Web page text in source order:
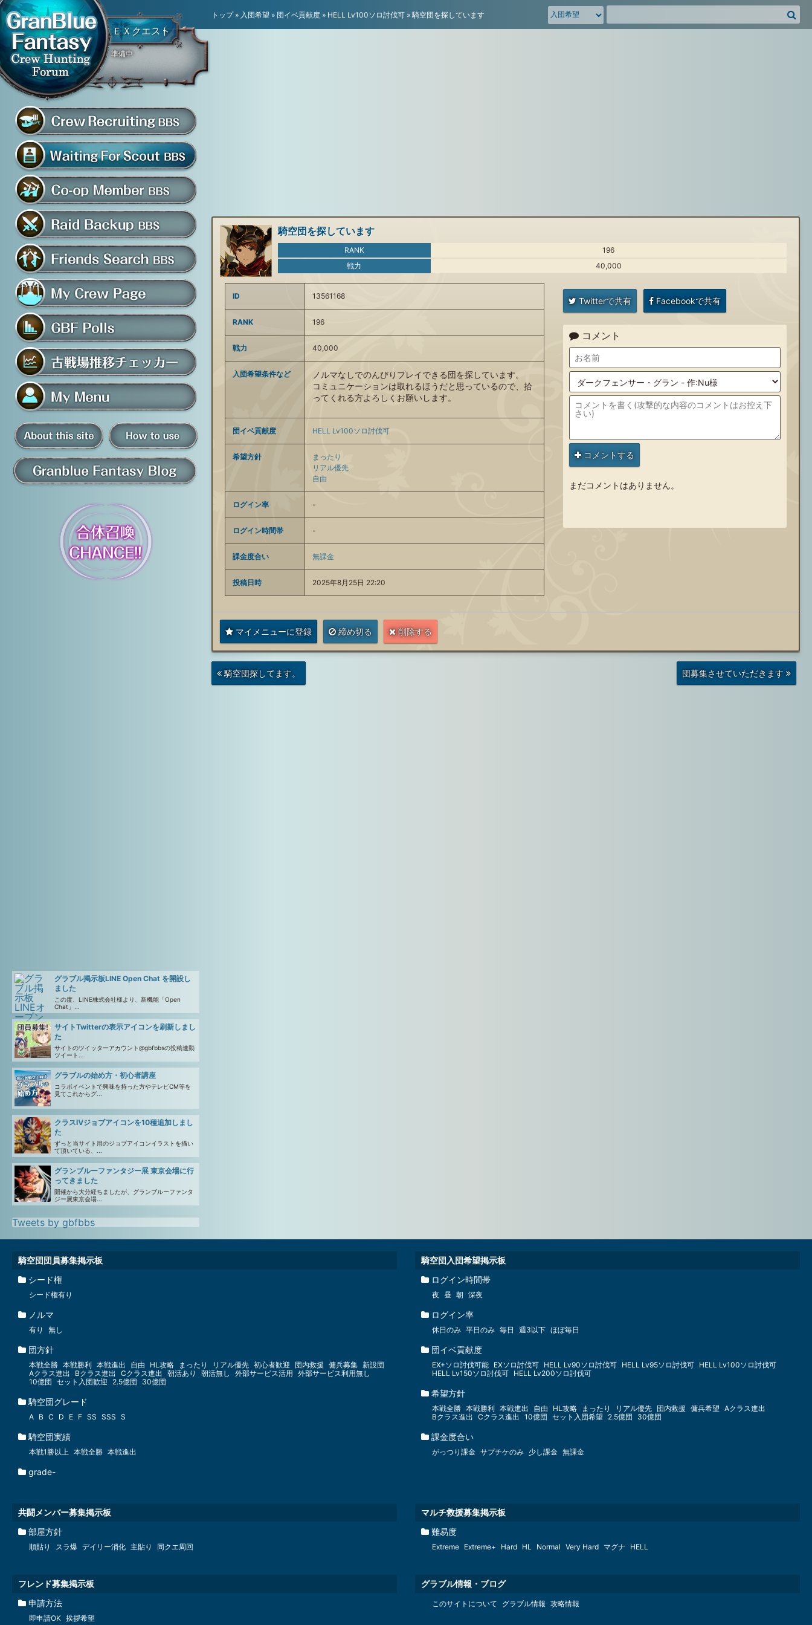
グラブル騎空団募集掲示
騎
空
団
騎空団員募集掲示板
騎空団入団希望掲示板
共闘部屋・メンバー掲示板
マルチバトル救援募集掲示板
フレンド募集掲示板
マイ騎空団ページ
グラブルアンケート
古戦場推移チェッカー
マイメニュー
騎空団員募集掲示板 掲示板の使い方
グラブル掲示板LINE Open Chat を開設し
ました
この度、LINE株式会社様より、新機能「Open
Chat」...
サイトTwitterの表示アイコンを刷新しまし
た
サイトのツイッターアカウント@gbfbbsの投稿連動
ツイート...
グラブルの始め方・初心者講座
コラボイベントで興味を持った方やテレビCM等を
見てこれからグ...
クラスⅣジョブアイコンを10種追加しまし
た
ずっと当サイト用のジョブアイコンイラストを描い
て頂いている、...
グランブルーファンタジー展 東京会場に行
ってきました
開催から大分経ちましたが、グランブルーファンタ
ジー展東京会場...
ＥＸクエスト
準備中
Tweets by gbfbbs
トップ» 入団希望 » 団イベ貢献度 » HELL Lv100ソロ討伐可 »騎空団を探しています
騎空団を探しています
RANK
196
戦力
40,000
ID 13561168
RANK 196
戦力 40,000
入団希望条件など
ノルマなしでのんびりプレイできる団を探しています。
コミュニケーションは取れるほうだと思っているので、拾
ってくれる方よろしくお願いします。
団イベ貢献度 HELL Lv100ソロ討伐可
希望方針
まったり
リアル優先
自由
ログイン率 -
ログイン時間帯 -
課金度合い 無課金
投稿日時 2025年8月25日 22:20
Twitterで共有 Facebookで共有
コメント
コメントする
まだコメントはありません。
マイメニューに登録 締め切る 削除する
次
の
投
騎空団探してます。
前
の
投
団募集させていただきます
騎空団団員募集掲示板
シード権
シード権有り
ノルマ
有り 無し
団方針
本戦全勝 本戦勝利 本戦進出 自由 HL攻略 まったり リアル優先 初心者歓迎 団内救援 傭兵募集 新設団
Aクラス進出
Bクラス進出 Cクラス進出 朝活あり 朝活無し 外部サービス活用 外部サービス利用無し
10億団 セット入団歓迎 2.5億団 30億団
騎空団グレード
A B C D E F SS SSS S
騎空団実績
本戦1勝以上 本戦全勝 本戦進出
grade-
騎空団入団希望掲示板
ログイン時間帯
夜 昼 朝 深夜
ログイン率
休日のみ 平日のみ 毎日 週3以下 ほぼ毎日
団イベ貢献度
EX+ソロ討伐可能 EXソロ討伐可 HELL Lv90ソロ討伐可 HELL Lv95ソロ討伐可 HELL Lv100ソロ討伐可
HELL Lv150ソロ討伐可 HELL Lv200ソロ討伐可
希望方針
本戦全勝 本戦勝利 本戦進出 自由 HL攻略 まったり リアル優先 団内救援 傭兵希望 Aクラス進出
Bクラス進出 Cクラス進出 10億団 セット入団希望 2.5億団 30億団
課金度合い
がっつり課金 サプチケのみ 少し課金 無課金
共闘メンバー募集掲示板
部屋方針
順貼り スラ爆 デイリー消化 主貼り 同クエ周回
マルチ救援募集掲示板
難易度
Extreme Extreme+ Hard HL Normal Very Hard マグナ HELL
フレンド募集掲示板
申請方法
即申請OK 挨拶希望
グラブル情報・ブログ
このサイトについて グラブル情報 攻略情報